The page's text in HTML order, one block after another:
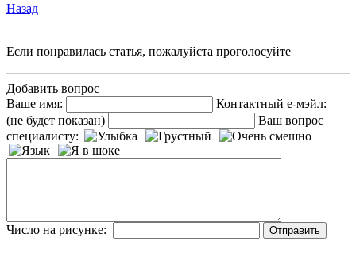
Назад
Если понравилась статья, пожалуйста проголосуйте
Добавить вопрос
Ваше имя:
Контактный е-мэйл:
(не будет показан)
Ваш вопрос
специалисту:
Число на рисунке: